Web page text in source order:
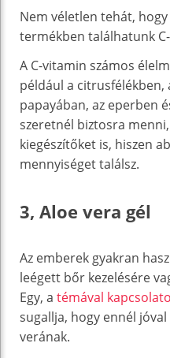
Nem véletlen tehát,
termékben találhatunk
A C-vitamin számos
például a citrusfélékben,
papayában, az eperben
szeretnél biztosra
kiegészítőket is, hiszen
mennyiséget találsz.
3, Aloe vera gél
Az emberek gyakran
leégett bőr kezelésére
Egy, a témával
sugallja, hogy ennél
verának.